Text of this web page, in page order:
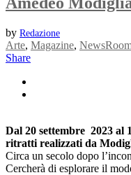
by Redazione
Arte, Magazine,
Share
Dal 20 settembre 2023 al
ritratti realizzati da
Circa un secolo dopo
Cercherà di esplorare il